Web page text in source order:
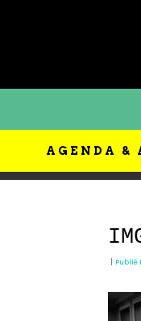
AGENDA &
Publié